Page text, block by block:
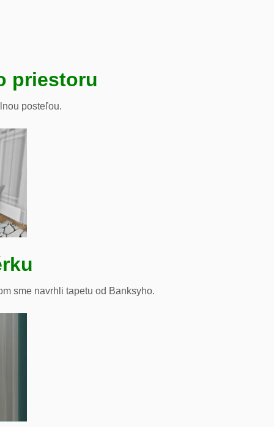
priestoru
posteľou.
sme navrhli tapetu od Banksyho.